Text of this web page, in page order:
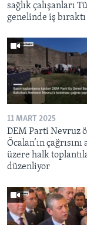
sağlık çalışanları
genelinde iş bıraktı
11 MART 2025
DEM Parti Nevruz
Öcalan’ın
üzere halk
düzenliyor